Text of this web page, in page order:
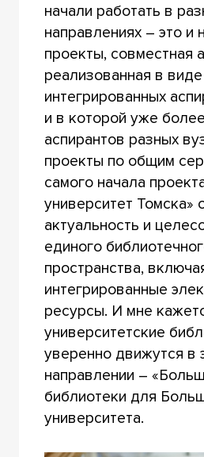
начали работать в
направлениях – это и
проекты, совместная
реализованная в виде
интегрированных
и в которой уже
аспирантов разных
проекты по общим
самого начала
университет Томска»
актуальность и
единого
пространства,
интегрированные
ресурсы. И мне
университетские
уверенно движутся в
направлении –
библиотеки для
университета.